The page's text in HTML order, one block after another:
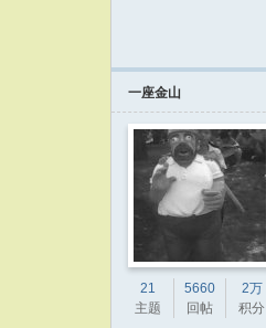
一座金山
21
主题
5660
回帖
2万
积分